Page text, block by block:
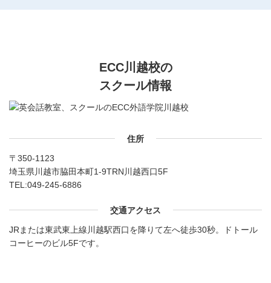
ECC川越校の
スクール情報
住所
〒350-1123
埼玉県川越市脇田本町1-9TRN川越西口5F
TEL:049-245-6886
交通アクセス
JRまたは東武東上線川越駅西口を降りて左へ徒歩30秒。ドトール
コーヒーのビル5Fです。